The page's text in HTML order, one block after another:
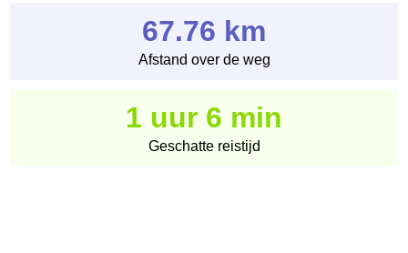
67.76 km
Afstand over de weg
1 uur 6 min
Geschatte reistijd